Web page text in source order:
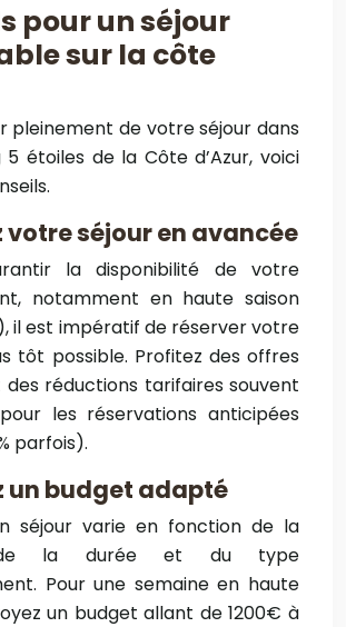
pour un séjour
sur la côte
pleinement de votre séjour dans
étoiles de la Côte d’Azur, voici
votre séjour en avancée
la disponibilité de votre
notamment en haute saison
il est impératif de réserver votre
tôt possible. Profitez des offres
réductions tarifaires souvent
les réservations anticipées
parfois).
un budget adapté
séjour varie en fonction de la
de la durée et du type
Pour une semaine en haute
un budget allant de 1200€ à